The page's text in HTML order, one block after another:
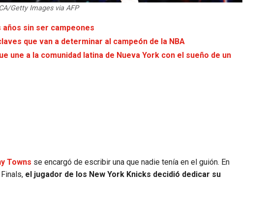
Getty Images via AFP
años sin ser campeones
que van a determinar al campeón de la NBA
une a la comunidad latina de Nueva York con el sueño de un
Towns se encargó de escribir una que nadie tenía en el guión. En
el jugador de los New York Knicks decidió dedicar su